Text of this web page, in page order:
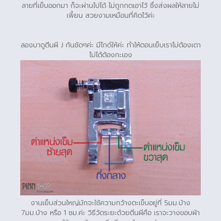
ลายที่เย็บออกมา ก็จะผ่านไปได้ ไม่ถูกกดเอาไว้ ซึ่งส่งผลให้ลายไม่
เพี้ยน สวยงามเหมือนที่คิดไว้ค่ะ
ลองมาดูตีนผี J กันชัดๆค่ะ มีไกด์ให้ค่ะ ทำให้ตอนเย็บเราไม่ต้องเดา
ไม่ได้ต้องกะเอง
งานเย็บส่วนใหญ่มักจะใช้ความกว้างตะเข็บอยู่ที่ 5มม.บ้าง
7มม.บ้าง หรือ 1 ซม.ค่ะ วิธีวัดระยะด้วยตีนผีคือ เราจะวางขอบผ้า